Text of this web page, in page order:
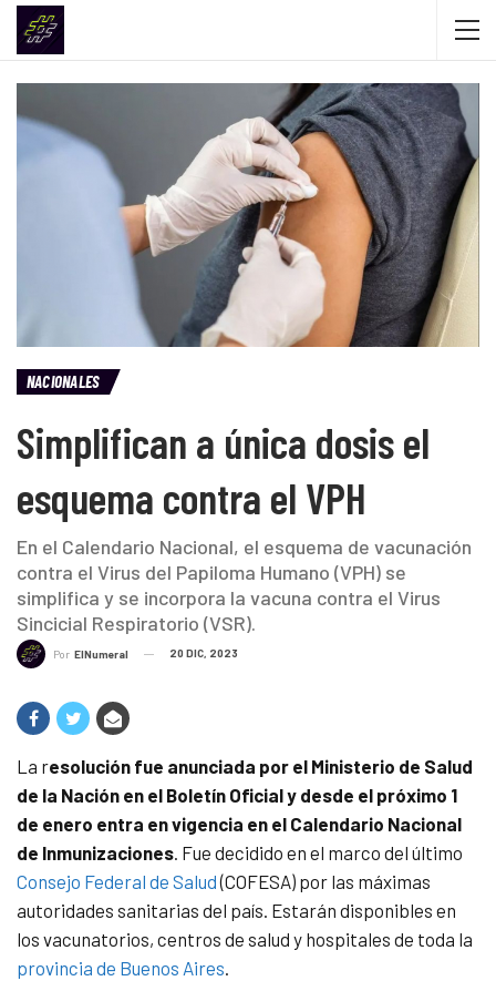
NACIONALES
Simplifican a única dosis el
esquema contra el VPH
En el Calendario Nacional, el esquema de vacunación
contra el Virus del Papiloma Humano (VPH) se
simplifica y se incorpora la vacuna contra el Virus
Sincicial Respiratorio (VSR).
Por ElNumeral 20 DIC, 2023
La resolución fue anunciada por el Ministerio de Salud
de la Nación en el Boletín Oficial y desde el próximo 1
de enero entra en vigencia en el Calendario Nacional
de Inmunizaciones. Fue decidido en el marco del último
Consejo Federal de Salud(COFESA) por las máximas
autoridades sanitarias del país. Estarán disponibles en
los vacunatorios, centros de salud y hospitales de toda la
provincia de Buenos Aires.